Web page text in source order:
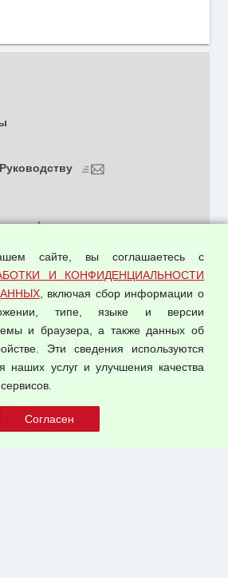
и конфиденциальности
персональных данных
продажи
сайте, вы соглашаетесь с
И КОНФИДЕНЦИАЛЬНОСТИ
, включая сбор информации о
типе, языке и версии
и браузера, а также данных об
Эти сведения используются
наших услуг и улучшения качества